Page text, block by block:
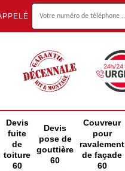
Devis
fuite
de
toiture
60
Devis
pose de
gouttière
60
Couvreur
pour
ravalement
de façade
60